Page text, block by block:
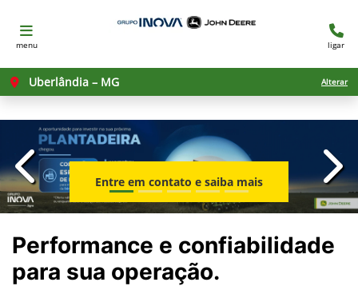
menu ligar
Uberlândia – MG Alterar
Entre em contato e saiba mais
templates.template-
Performance e confiabilidade
para sua operação.